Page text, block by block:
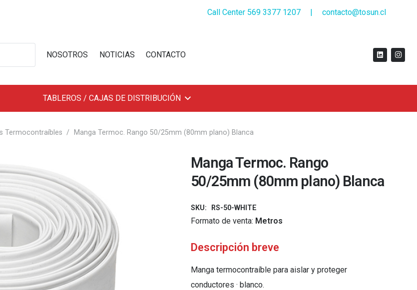
Call Center 569 3377 1207 | contacto@tosun.cl
NOSOTROS NOTICIAS CONTACTO
TABLEROS / CAJAS DE DISTRIBUCIÓN
Termocontraíbles / Manga Termoc. Rango 50/25mm (80mm plano) Blanca
Manga Termoc. Rango
50/25mm (80mm plano) Blanca
SKU: RS-50-WHITE
Formato de venta: Metros
Descripción breve
Manga termocontraíble para aislar y proteger
conductores · blanco.